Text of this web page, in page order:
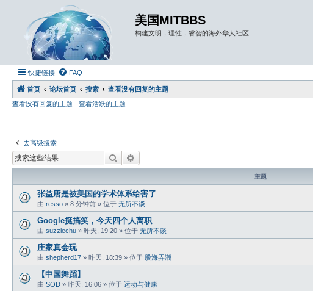
美国MITBBS
构建文明，理性，睿智的海外华人社区
快捷链接 FAQ
首页 论坛首页 搜索
查看没有回复的主题
查看没有回复的主题
查看活跃的主题
去高级搜索
搜索
主题
张益唐是被美国的学术体系给害了
由 resso » 8 分钟前 » 位于 无所不谈
Google挺搞笑，今天四个人离职
由 suzziechu » 昨天, 19:20 » 位于 无所不谈
庄家真会玩
由 shepherd17 » 昨天, 18:39 » 位于 股海弄潮
【中国舞蹈】
由 SOD » 昨天, 16:06 » 位于 运动与健康